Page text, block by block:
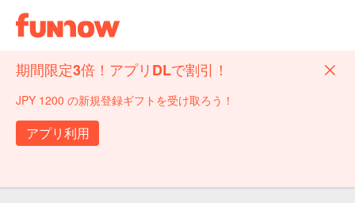
期間限定3倍！アプリDLで割引！
JPY 1200 の新規登録ギフトを受け取ろう！
アプリ利用